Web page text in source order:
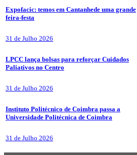
Expofacic: temos em Cantanhede uma grande
feira-festa
31 de Julho 2026
LPCC lança bolsas para reforçar Cuidados
Paliativos no Centro
31 de Julho 2026
Instituto Politécnico de Coimbra passa a
Universidade Politécnica de Coimbra
31 de Julho 2026